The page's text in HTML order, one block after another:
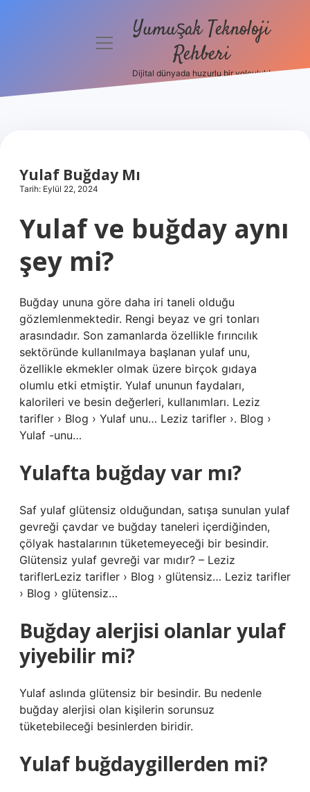
Yasal Uyarı
Hakkımızda
menüyüYumuşak Teknoloji
Rehberi
Dijital dünyada huzurlu bir yolculuk!
Yulaf Buğday Mı
Tarih: Eylül 22, 2024
Yulaf ve buğday aynı
şey mi?
Buğday ununa göre daha iri taneli olduğu
gözlemlenmektedir. Rengi beyaz ve gri tonları
arasındadır. Son zamanlarda özellikle fırıncılık
sektöründe kullanılmaya başlanan yulaf unu,
özellikle ekmekler olmak üzere birçok gıdaya
olumlu etki etmiştir. Yulaf ununun faydaları,
kalorileri ve besin değerleri, kullanımları. Leziz
tarifler › Blog › Yulaf unu… Leziz tarifler ›. Blog ›
Yulaf -unu…
Yulafta buğday var mı?
Saf yulaf glütensiz olduğundan, satışa sunulan yulaf
gevreği çavdar ve buğday taneleri içerdiğinden,
çölyak hastalarının tüketemeyeceği bir besindir.
Glütensiz yulaf gevreği var mıdır? – Leziz
tariflerLeziz tarifler › Blog › glütensiz… Leziz tarifler
› Blog › glütensiz…
Buğday alerjisi olanlar yulaf
yiyebilir mi?
Yulaf aslında glütensiz bir besindir. Bu nedenle
buğday alerjisi olan kişilerin sorunsuz
tüketebileceği besinlerden biridir.
Yulaf buğdaygillerden mi?